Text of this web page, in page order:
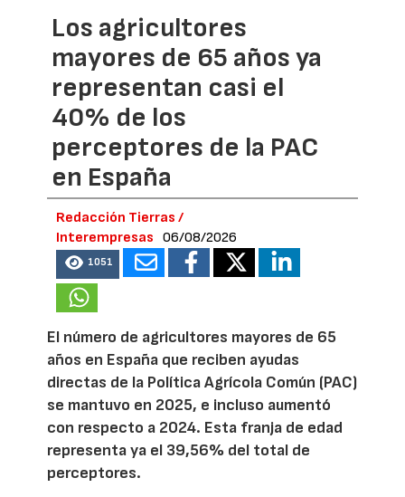
Los agricultores
mayores de 65 años ya
representan casi el
40% de los
perceptores de la PAC
en España
Redacción Tierras /
Interempresas
06/08/2026
1051
El número de agricultores mayores de 65
años en España que reciben ayudas
directas de la Política Agrícola Común (PAC)
se mantuvo en 2025, e incluso aumentó
con respecto a 2024. Esta franja de edad
representa ya el 39,56% del total de
perceptores.